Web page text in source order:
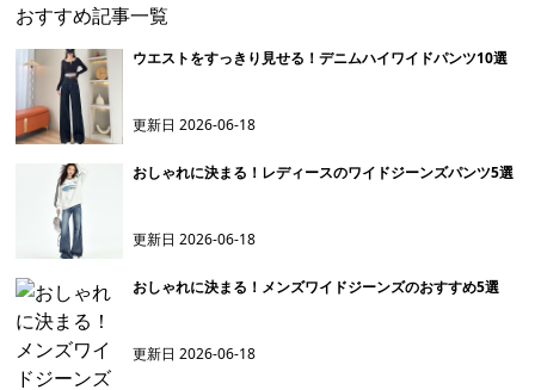
おすすめ記事一覧
ウエストをすっきり見せる！デニムハイワイドパンツ10選
更新日2026-06-18
おしゃれに決まる！レディースのワイドジーンズパンツ5選
更新日2026-06-18
おしゃれに決まる！メンズワイドジーンズのおすすめ5選
更新日2026-06-18